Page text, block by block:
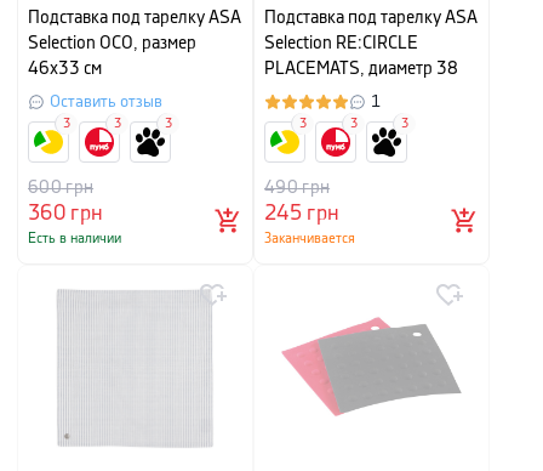
Подставка под тарелку ASA
Selection OCO, размер
46х33 см
Оставить отзыв
360грн
600грн
Есть в наличии
3 3 3
Подставка под тарелку ASA
Selection RE:CIRCLE
PLACEMATS, диаметр 38
см, антрацит
1
245грн
490грн
Заканчивается
3 3 3